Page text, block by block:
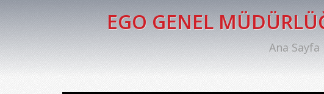
EGO GENEL
Ana Sayfa